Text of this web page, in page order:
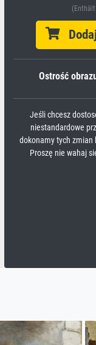
Dodaj
Ostrość
Jeśli chcesz
niestandardowe
dokonamy tych zmian
Proszę nie wahaj